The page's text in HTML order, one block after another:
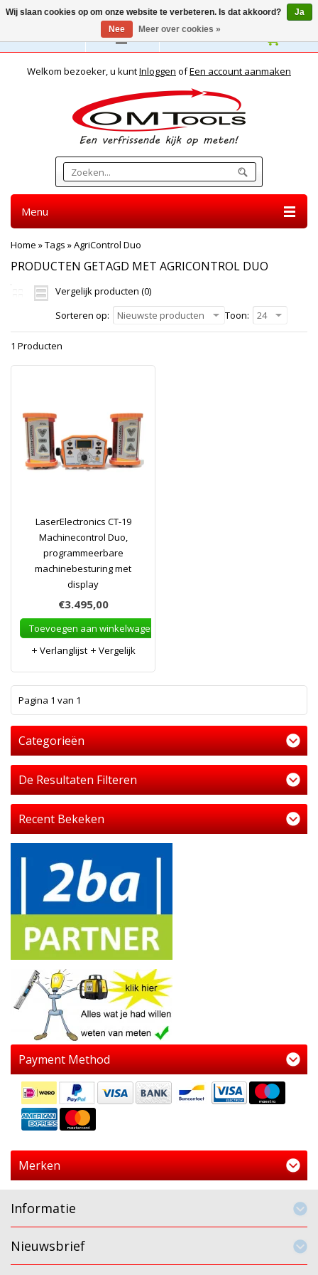
Nederlands
Welkom bezoeker, u kuntInloggen ofEen account aanmaken
Menu
Home »Tags »AgriControl Duo
PRODUCTEN GETAGD MET AGRICONTROL DUO
Vergelijk producten (0)
Sorteren op:
Nieuwste producten Toon: 24
1 Producten
LaserElectronics CT-19
Machinecontrol Duo,
programmeerbare
machinebesturing met
display
€3.495,00
Toevoegen aan winkelwagen
Verlanglijst
Vergelijk
Pagina 1 van 1
Categorieën
De Resultaten Filteren
Recent Bekeken
Payment Method
Merken
Informatie
Nieuwsbrief
Wij slaan cookies op om onze website te verbeteren. Is dat akkoord?
Ja
Nee
Meer over cookies »